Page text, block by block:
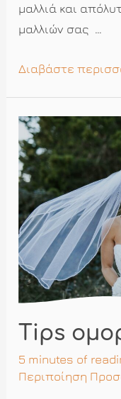
μαλλιά και
μαλλιών σας …
Savoir
μαλλιά
σας
και
εσείς
Διαβάστε
Tips
5 minutes of
Περιποίηση